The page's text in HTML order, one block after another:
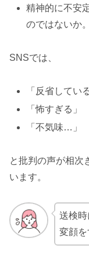
精神的に不安
のではないか。
SNSでは、
「反省してい
「怖すぎる」
「不気味…」
と批判の声が相次
います。
送検時
変顔